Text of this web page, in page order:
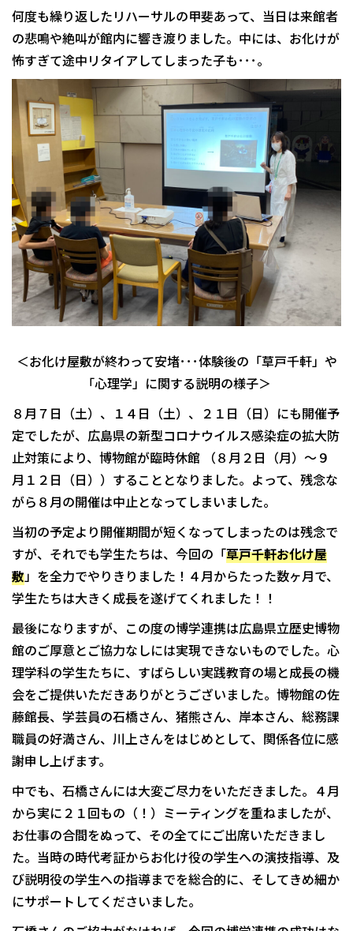
何度も繰り返したリハーサルの甲斐あって、当日は来館者
の悲鳴や絶叫が館内に響き渡りました。中には、お化けが
怖すぎて途中リタイアしてしまった子も･･･。
＜お化け屋敷が終わって安堵･･･体験後の「草戸千軒」や
「心理学」に関する説明の様子＞
８月７日（土）、１４日（土）、２１日（日）にも開催予
定でしたが、広島県の新型コロナウイルス感染症の拡大防
止対策により、博物館が臨時休館 （８月２日（月）〜９
月１２日（日））することとなりました。よって、残念な
がら８月の開催は中止となってしまいました。
当初の予定より開催期間が短くなってしまったのは残念で
すが、それでも学生たちは、今回の「草戸千軒お化け屋
敷」を全力でやりきりました！４月からたった数ヶ月で、
学生たちは大きく成長を遂げてくれました！！
最後になりますが、この度の博学連携は広島県立歴史博物
館のご厚意とご協力なしには実現できないものでした。心
理学科の学生たちに、すばらしい実践教育の場と成長の機
会をご提供いただきありがとうございました。博物館の佐
藤館長、学芸員の石橋さん、猪熊さん、岸本さん、総務課
職員の好満さん、川上さんをはじめとして、関係各位に感
謝申し上げます。
中でも、石橋さんには大変ご尽力をいただきました。４月
から実に２１回もの（！）ミーティングを重ねましたが、
お仕事の合間をぬって、その全てにご出席いただきまし
た。当時の時代考証からお化け役の学生への演技指導、及
び説明役の学生への指導までを総合的に、そしてきめ細か
にサポートしてくださいました。